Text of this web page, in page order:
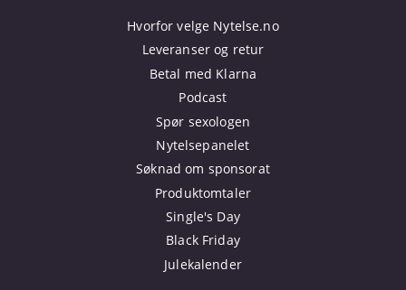
Hvorfor velge Nytelse.no
Leveranser og retur
Betal med Klarna
Podcast
Spør sexologen
Nytelsepanelet
Søknad om sponsorat
Produktomtaler
Single's Day
Black Friday
Julekalender